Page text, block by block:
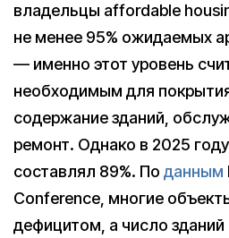
владельцы affordable
не менее 95% ожидаемых
— именно этот уровень
необходимым для
содержание зданий,
ремонт. Однако в 2025
составлял 89%. По данным
Conference, многие
дефицитом, а число зданий